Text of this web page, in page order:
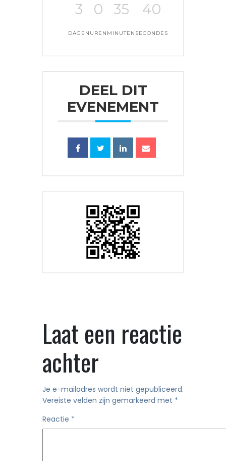
3
DAGEN
0
UREN
35
MINUTEN
39
SECONDES
DEEL DIT
EVENEMENT
Laat een reactie
achter
Je e-mailadres wordt niet gepubliceerd.
Vereiste velden zijn gemarkeerd met *
Reactie *